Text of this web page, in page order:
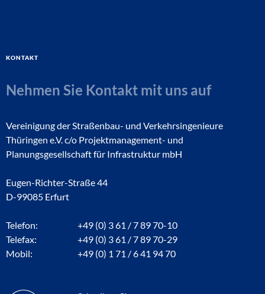
Kontakt
Nehmen Sie Kontakt mit uns auf
Vereinigung der Straßenbau- und Verkehrsingenieure
Thüringen e.V. c/o Projektmanagement- und
Planungsgesellschaft für Infrastruktur mbH
Eugen-Richter-Straße 44
D-99085 Erfurt
Telefon:
+49 (0) 3 61 / 7 89 70-10
Telefax:
+49 (0) 3 61 / 7 89 70-29
Mobil:
+49 (0) 1 71 / 6 41 94 70